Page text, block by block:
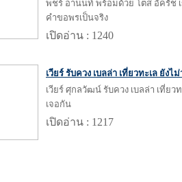
พชร์ อานนท์ พร้อมด้วย โตส อัครัช
คำขอพรเป็นจริง
เปิดอ่าน : 1240
เวียร์ รับควง เบลล่า เที่ยวทะเล ยัง
เวียร์ ศุกลวัฒน์ รับควง เบลล่า เที่ยว
เจอกัน
เปิดอ่าน : 1217